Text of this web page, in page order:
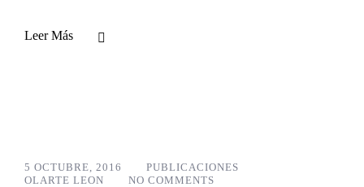
Leer Más
5 OCTUBRE, 2016
PUBLICACIONES
OLARTE LEON
NO COMMENTS